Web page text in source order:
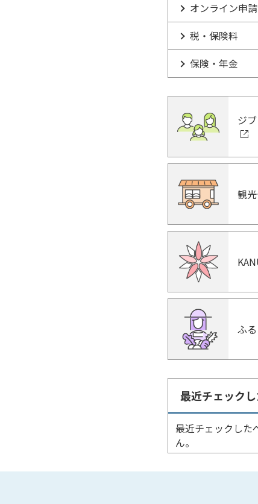
オンライン申請
税・保険料
保険・年金
ジ
観
ふ
最近チェック
最近チェックした
ん。